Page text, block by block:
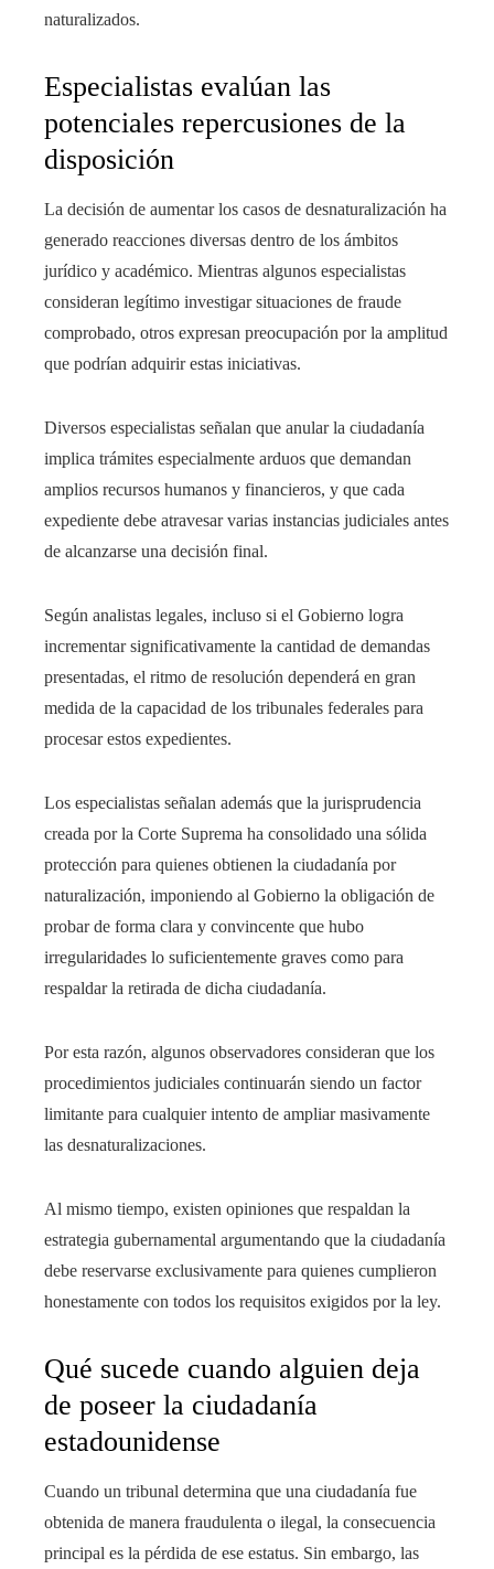
naturalizados.
Especialistas evalúan las
potenciales repercusiones de la
disposición
La decisión de aumentar los casos de desnaturalización ha
generado reacciones diversas dentro de los ámbitos
jurídico y académico. Mientras algunos especialistas
consideran legítimo investigar situaciones de fraude
comprobado, otros expresan preocupación por la amplitud
que podrían adquirir estas iniciativas.
Diversos especialistas señalan que anular la ciudadanía
implica trámites especialmente arduos que demandan
amplios recursos humanos y financieros, y que cada
expediente debe atravesar varias instancias judiciales antes
de alcanzarse una decisión final.
Según analistas legales, incluso si el Gobierno logra
incrementar significativamente la cantidad de demandas
presentadas, el ritmo de resolución dependerá en gran
medida de la capacidad de los tribunales federales para
procesar estos expedientes.
Los especialistas señalan además que la jurisprudencia
creada por la Corte Suprema ha consolidado una sólida
protección para quienes obtienen la ciudadanía por
naturalización, imponiendo al Gobierno la obligación de
probar de forma clara y convincente que hubo
irregularidades lo suficientemente graves como para
respaldar la retirada de dicha ciudadanía.
Por esta razón, algunos observadores consideran que los
procedimientos judiciales continuarán siendo un factor
limitante para cualquier intento de ampliar masivamente
las desnaturalizaciones.
Al mismo tiempo, existen opiniones que respaldan la
estrategia gubernamental argumentando que la ciudadanía
debe reservarse exclusivamente para quienes cumplieron
honestamente con todos los requisitos exigidos por la ley.
Qué sucede cuando alguien deja
de poseer la ciudadanía
estadounidense
Cuando un tribunal determina que una ciudadanía fue
obtenida de manera fraudulenta o ilegal, la consecuencia
principal es la pérdida de ese estatus. Sin embargo, las